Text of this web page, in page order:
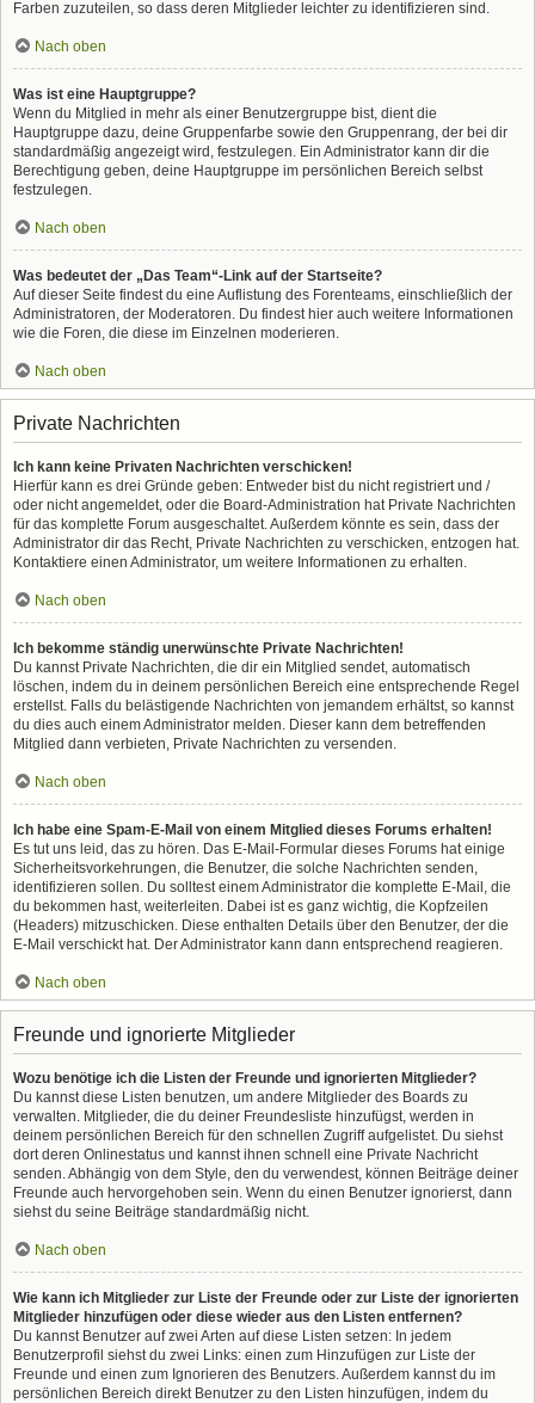
Farben zuzuteilen, so dass deren Mitglieder leichter zu identifizieren sind.
Nach oben
Was ist eine Hauptgruppe?
Wenn du Mitglied in mehr als einer Benutzergruppe bist, dient die
Hauptgruppe dazu, deine Gruppenfarbe sowie den Gruppenrang, der bei dir
standardmäßig angezeigt wird, festzulegen. Ein Administrator kann dir die
Berechtigung geben, deine Hauptgruppe im persönlichen Bereich selbst
festzulegen.
Nach oben
Was bedeutet der „Das Team“-Link auf der Startseite?
Auf dieser Seite findest du eine Auflistung des Forenteams, einschließlich der
Administratoren, der Moderatoren. Du findest hier auch weitere Informationen
wie die Foren, die diese im Einzelnen moderieren.
Nach oben
Private Nachrichten
Ich kann keine Privaten Nachrichten verschicken!
Hierfür kann es drei Gründe geben: Entweder bist du nicht registriert und /
oder nicht angemeldet, oder die Board-Administration hat Private Nachrichten
für das komplette Forum ausgeschaltet. Außerdem könnte es sein, dass der
Administrator dir das Recht, Private Nachrichten zu verschicken, entzogen hat.
Kontaktiere einen Administrator, um weitere Informationen zu erhalten.
Nach oben
Ich bekomme ständig unerwünschte Private Nachrichten!
Du kannst Private Nachrichten, die dir ein Mitglied sendet, automatisch
löschen, indem du in deinem persönlichen Bereich eine entsprechende Regel
erstellst. Falls du belästigende Nachrichten von jemandem erhältst, so kannst
du dies auch einem Administrator melden. Dieser kann dem betreffenden
Mitglied dann verbieten, Private Nachrichten zu versenden.
Nach oben
Ich habe eine Spam-E-Mail von einem Mitglied dieses Forums erhalten!
Es tut uns leid, das zu hören. Das E-Mail-Formular dieses Forums hat einige
Sicherheitsvorkehrungen, die Benutzer, die solche Nachrichten senden,
identifizieren sollen. Du solltest einem Administrator die komplette E-Mail, die
du bekommen hast, weiterleiten. Dabei ist es ganz wichtig, die Kopfzeilen
(Headers) mitzuschicken. Diese enthalten Details über den Benutzer, der die
E-Mail verschickt hat. Der Administrator kann dann entsprechend reagieren.
Nach oben
Freunde und ignorierte Mitglieder
Wozu benötige ich die Listen der Freunde und ignorierten Mitglieder?
Du kannst diese Listen benutzen, um andere Mitglieder des Boards zu
verwalten. Mitglieder, die du deiner Freundesliste hinzufügst, werden in
deinem persönlichen Bereich für den schnellen Zugriff aufgelistet. Du siehst
dort deren Onlinestatus und kannst ihnen schnell eine Private Nachricht
senden. Abhängig von dem Style, den du verwendest, können Beiträge deiner
Freunde auch hervorgehoben sein. Wenn du einen Benutzer ignorierst, dann
siehst du seine Beiträge standardmäßig nicht.
Nach oben
Wie kann ich Mitglieder zur Liste der Freunde oder zur Liste der ignorierten
Mitglieder hinzufügen oder diese wieder aus den Listen entfernen?
Du kannst Benutzer auf zwei Arten auf diese Listen setzen: In jedem
Benutzerprofil siehst du zwei Links: einen zum Hinzufügen zur Liste der
Freunde und einen zum Ignorieren des Benutzers. Außerdem kannst du im
persönlichen Bereich direkt Benutzer zu den Listen hinzufügen, indem du